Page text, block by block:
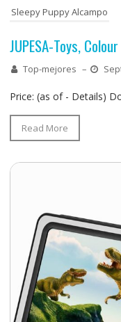
Sleepy Puppy Alcampo
JUPESA-Toys,
Top-mejores –
Price: (as of - Details)
Read More